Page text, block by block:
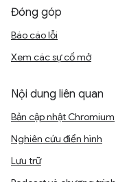
Đóng góp
Báo cáo lỗi
Xem các sự cố mở
Nội dung liên quan
Bản cập nhật Chromium
Nghiên cứu điển hình
Lưu trữ